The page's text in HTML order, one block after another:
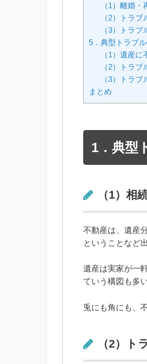
（1）離婚
（2）トラブ
（3）トラ
5．典型トラブ
（1）遺産
（2）トラブ
（3）トラ
まとめ
1．典型
（1）相
不動産は、遺産
ということなど
遺産は実家が一
ていう構図も多
兎にも角にも、
（2）ト